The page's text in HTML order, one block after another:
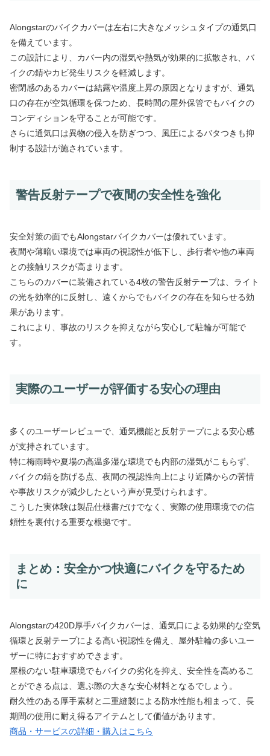
Alongstarのバイクカバーは左右に大きなメッシュタイプの通気口
を備えています。
この設計により、カバー内の湿気や熱気が効果的に拡散され、バ
イクの錆やカビ発生リスクを軽減します。
密閉感のあるカバーは結露や温度上昇の原因となりますが、通気
口の存在が空気循環を保つため、長時間の屋外保管でもバイクの
コンディションを守ることが可能です。
さらに通気口は異物の侵入を防ぎつつ、風圧によるバタつきも抑
制する設計が施されています。
警告反射テープで夜間の安全性を強化
安全対策の面でもAlongstarバイクカバーは優れています。
夜間や薄暗い環境では車両の視認性が低下し、歩行者や他の車両
との接触リスクが高まります。
こちらのカバーに装備されている4枚の警告反射テープは、ライト
の光を効率的に反射し、遠くからでもバイクの存在を知らせる効
果があります。
これにより、事故のリスクを抑えながら安心して駐輪が可能で
す。
実際のユーザーが評価する安心の理由
多くのユーザーレビューで、通気機能と反射テープによる安心感
が支持されています。
特に梅雨時や夏場の高温多湿な環境でも内部の湿気がこもらず、
バイクの錆を防げる点、夜間の視認性向上により近隣からの苦情
や事故リスクが減少したという声が見受けられます。
こうした実体験は製品仕様書だけでなく、実際の使用環境での信
頼性を裏付ける重要な根拠です。
まとめ：安全かつ快適にバイクを守るため
に
Alongstarの420D厚手バイクカバーは、通気口による効果的な空気
循環と反射テープによる高い視認性を備え、屋外駐輪の多いユー
ザーに特におすすめできます。
屋根のない駐車環境でもバイクの劣化を抑え、安全性を高めるこ
とができる点は、選ぶ際の大きな安心材料となるでしょう。
耐久性のある厚手素材と二重縫製による防水性能も相まって、長
期間の使用に耐え得るアイテムとして価値があります。
商品・サービスの詳細・購入はこちら